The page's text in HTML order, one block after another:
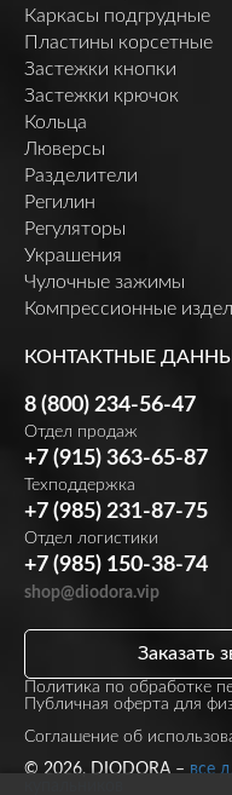
Каркасы подгрудные
Пластины корсетные
Застежки кнопки
Застежки крючок
Кольца
Люверсы
Разделители
Регилин
Регуляторы
Украшения
Чулочные зажимы
Компрессионные
КОНТАКТНЫЕ
8 (800) 234-56-47
Отдел продаж
+7 (915) 363-65-87
Техподдержка
+7 (985) 231-87-75
Отдел логистики
+7 (985) 150-38-74
shop@diodora.vip
Политика по обработке
Публичная оферта для
Заказать
Соглашение об
© 2026, DIODORA –все